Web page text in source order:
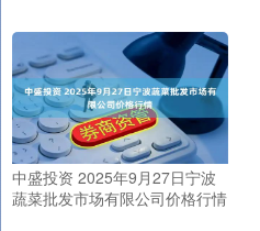
中盛投资 2025年9月27日宁波
蔬菜批发市场有限公司价格行情